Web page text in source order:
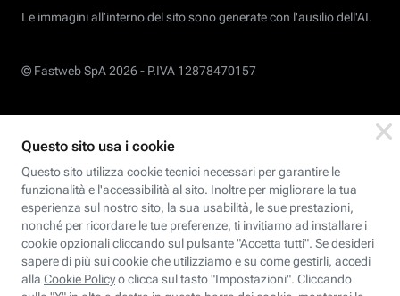
Le immagini all’interno del sito sono generate con l'ausilio dell'AI.
© Fastweb SpA 2026 - P.IVA 12878470157